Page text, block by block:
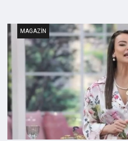
MAGAZIN